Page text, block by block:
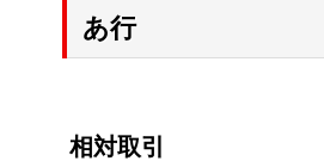
あ行
相対取引